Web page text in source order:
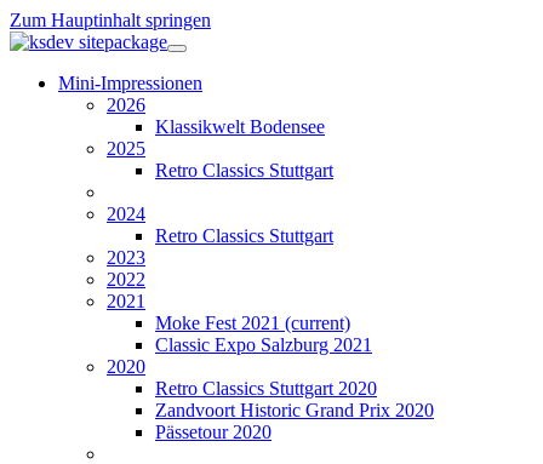
Zum Hauptinhalt springen
Mini-Impressionen
2026
Klassikwelt Bodensee
2025
Retro Classics Stuttgart
2024
Retro Classics Stuttgart
2023
2022
2021
Moke Fest 2021 (current)
Classic Expo Salzburg 2021
2020
Retro Classics Stuttgart 2020
Zandvoort Historic Grand Prix 2020
Pässetour 2020